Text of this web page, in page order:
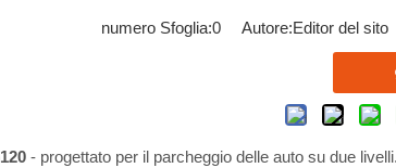
numero Sfoglia:0Autore:Editor del sito
- progettato per il parcheggio delle auto su due